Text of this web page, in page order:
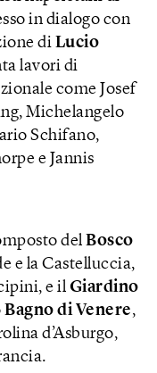
in dialogo con
di Lucio
lavori di
come Josef
Michelangelo
Schifano,
e Jannis
del Bosco
e la Castelluccia,
e il Giardino
Bagno di Venere,
d’Asburgo,